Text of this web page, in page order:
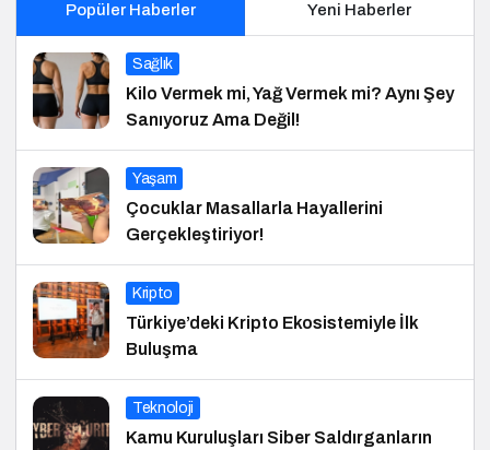
Popüler Haberler Yeni Haberler
Sağlık
Kilo Vermek mi, Yağ Vermek mi? Aynı Şey
Sanıyoruz Ama Değil!
Yaşam
Çocuklar Masallarla Hayallerini
Gerçekleştiriyor!
Kripto
Türkiye’deki Kripto Ekosistemiyle İlk
Buluşma
Teknoloji
Kamu Kuruluşları Siber Saldırganların